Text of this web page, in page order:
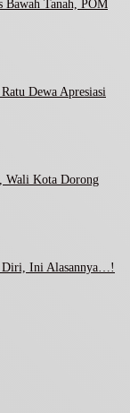
Bawah Tanah, POM
Dewa Apresiasi
Wali Kota Dorong
Diri, Ini Alasannya…!